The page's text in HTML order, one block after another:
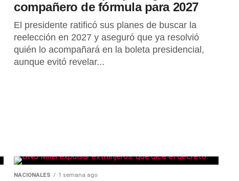
compañero de fórmula para 2027
El presidente ratificó sus planes de buscar la
reelección en 2027 y aseguró que ya resolvió
quién lo acompañará en la boleta presidencial,
aunque evitó revelar...
NACIONALES 1 semana ago